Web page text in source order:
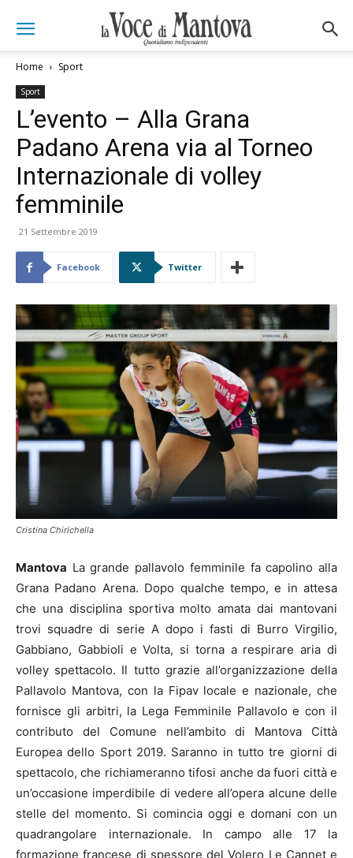
Home Sport
Sport
L’evento – Alla Grana
Padano Arena via al Torneo
Internazionale di volley
femminile
21 Settembre 2019
Facebook Twitter
Cristina Chirichella
Mantova La grande pallavolo femminile fa capolino alla
Grana Padano Arena. Dopo qualche tempo, e in attesa
che una disciplina sportiva molto amata dai mantovani
trovi squadre di serie A dopo i fasti di Burro Virgilio,
Gabbiano, Gabbioli e Volta, si torna a respirare aria di
volley spettacolo. Il tutto grazie all’organizzazione della
Pallavolo Mantova, con la Fipav locale e nazionale, che
fornisce gli arbitri, la Lega Femminile Pallavolo e con il
contributo del Comune nell’ambito di Mantova Città
Europea dello Sport 2019. Saranno in tutto tre giorni di
spettacolo, che richiameranno tifosi anche da fuori città e
un’occasione imperdibile di vedere all’opera alcune delle
stelle del momento. Si comincia oggi e domani con un
quadrangolare internazionale. In campo alle 17 la
formazione francese di spessore del Volero Le Cannet e